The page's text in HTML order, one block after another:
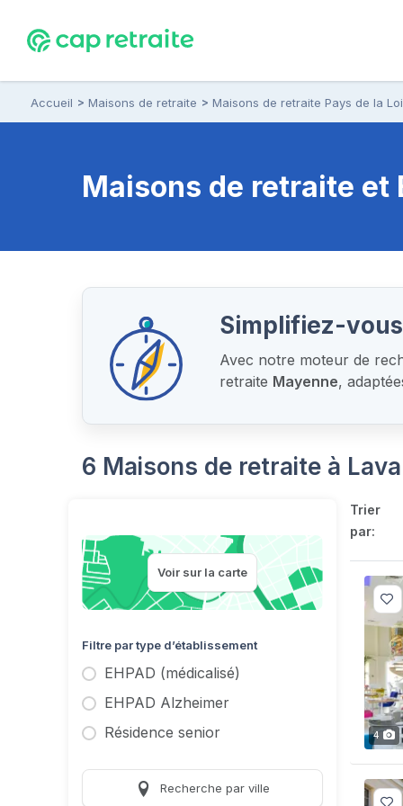
Accueil Maisons de retraite Maisons de retraite Pays de la
Maisons de retraite et
Simplifiez-
Avec notre moteur de
retraite Mayenne,
6 Maisons de retraite à
Voir sur la carte
Filtre par type d’établissement
EHPAD (médicalisé)
EHPAD Alzheimer
Résidence senior
Recherche par ville
Trier
par:
4